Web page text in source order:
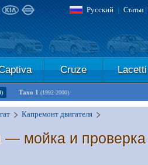
Русский | Статьи |
Cruze Lacetti
Тахо 1 (1992-2000)
Капремонт двигателя
— мойка и проверка